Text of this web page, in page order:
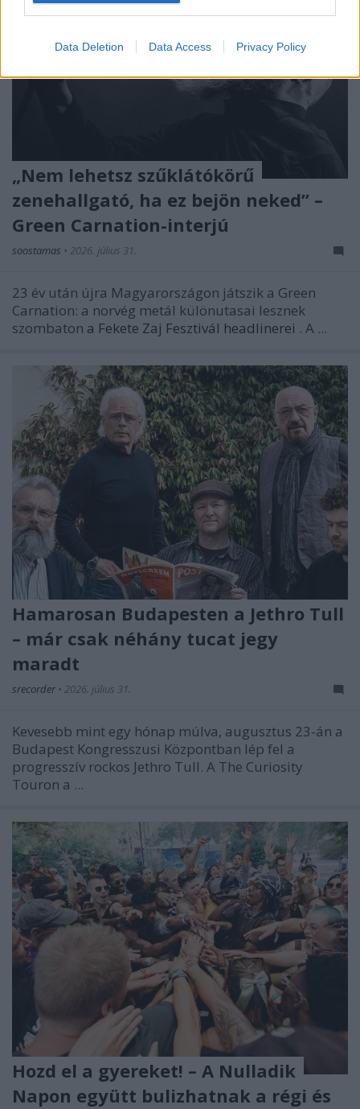
Data Deletion Data Access Privacy Policy
„Nem lehetsz szűklátókörű
zenehallgató, ha ez bejön neked” –
Green Carnation-interjú
soostamas • 2026. július 31.
23 év után újra Magyarországon játszik a Green
Carnation: a norvég metál különutasai lesznek
szombaton a Fekete Zaj Fesztivál headlinerei . A ...
Hamarosan Budapesten a Jethro Tull
– már csak néhány tucat jegy
maradt
srecorder • 2026. július 31.
Kevesebb mint egy hónap múlva, augusztus 23-án a
Budapest Kongresszusi Központban lép fel a
progresszív rockos Jethro Tull. A The Curiosity
Touron a ...
Hozd el a gyereket! – A Nulladik
Napon együtt bulizhatnak a régi és